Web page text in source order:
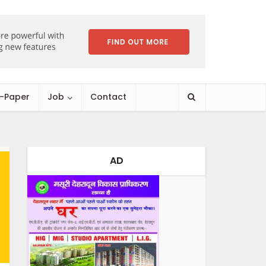
Paper Job Contact
AD